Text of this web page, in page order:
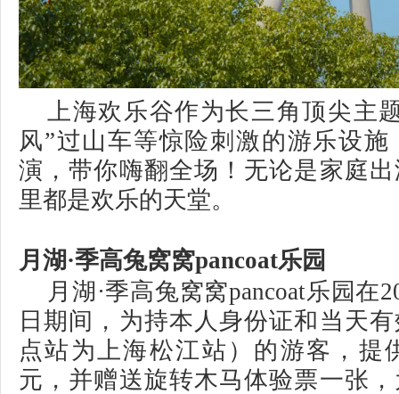
上海欢乐谷作为长三角顶尖主
风”过山车等惊险刺激的游乐设
演，带你嗨翻全场！无论是家庭
里都是欢乐的天堂。
月湖·季高兔窝窝pancoat乐园
月湖·季高兔窝窝pancoat乐园在
日期间，为持本人身份证和当天
点站为上海松江站）的游客，提
元，并赠送旋转木马体验票一张